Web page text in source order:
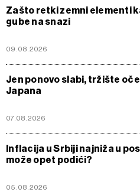
Zašto retki zemni elementi
gube na snazi
09.08.2026
Jen ponovo slabi, tržište
Japana
07.08.2026
Inflacija u Srbiji najniža u
može opet podići?
05.08.2026